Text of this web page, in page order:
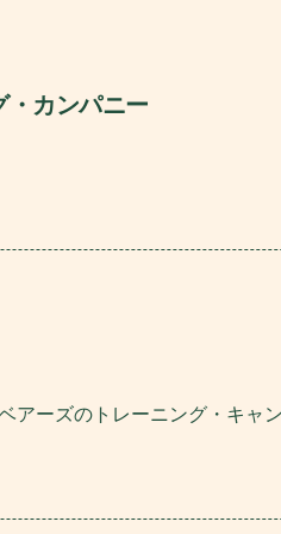
・カンパニー
アーズのトレーニング・キャ